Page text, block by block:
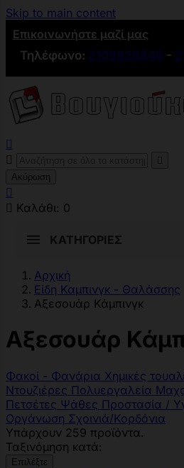
Skip to main content
Επικοινωνήστε μαζί μας
Τηλέφωνο: 2109836846 -



Ακύρωση

 Καλάθι: 0
ΚΑΤΗΓΟΡΊΕΣ
Αρχική
Είδη Καμπινγκ - Θαλάσσης
Αξεσουάρ Κάμπινγκ
Αξεσουάρ
Φακοί - Φανάρια Χημικές
Ντουζιέρες Πολυεργαλεία
Πετσέτες Ψάθες Προστασία /
Οργάνωση Σχοινιά/Κορδόνια
Υπάρχουν 259 προϊόντα.
Ταξινόμηση κατά:
Επιλέξτε